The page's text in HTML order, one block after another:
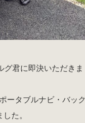
君に即決いただきま
ータブルナビ・バック
た。